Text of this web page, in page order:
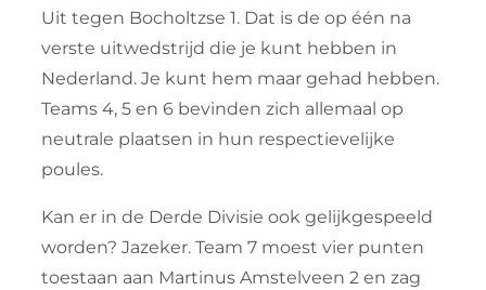
Uit tegen Bocholtzse 1. Dat is de op één na
verste uitwedstrijd die je kunt hebben in
Nederland. Je kunt hem maar gehad hebben.
Teams 4, 5 en 6 bevinden zich allemaal op
neutrale plaatsen in hun respectievelijke
poules.
Kan er in de Derde Divisie ook gelijkgespeeld
worden? Jazeker. Team 7 moest vier punten
toestaan aan Martinus Amstelveen 2 en zag